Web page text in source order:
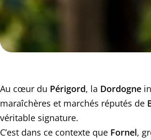
Au cœur du Périgord, la Dordogne
maraîchères et marchés réputés de
véritable signature.
C’est dans ce contexte que Fornel,